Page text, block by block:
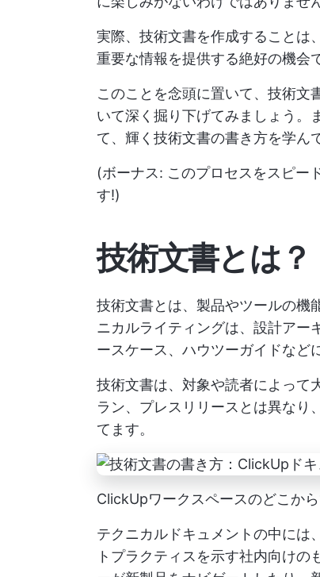
実際、技術文書を作成することは
重要な情報を提供する絶好の機会
このことを念頭に置いて、技術文
いて深く掘り下げてみましょう。
て、輝く技術文書の書き方を学ん
(ボーナス: このプロセスをスピー
す!)
技術文書とは？
技術文書とは、製品やツールの機
ニカルライティングは、設計アー
ースケース、ハウツーガイドな
技術文書は、対象や読者によって
ラン、プレスリリースとは異なり
てます。
ClickUpワークスペースのどこか
テクニカルドキュメントの中には
トプラクティスを示す社内向け